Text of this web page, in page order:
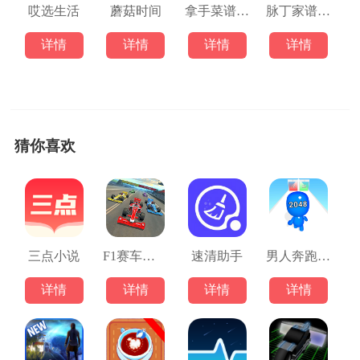
哎选生活
详情
蘑菇时间
详情
拿手菜谱app
详情
脉丁家谱服务
详情
猜你喜欢
三点小说
详情
F1赛车模拟3D
详情
速清助手
详情
男人奔跑者2048
详情